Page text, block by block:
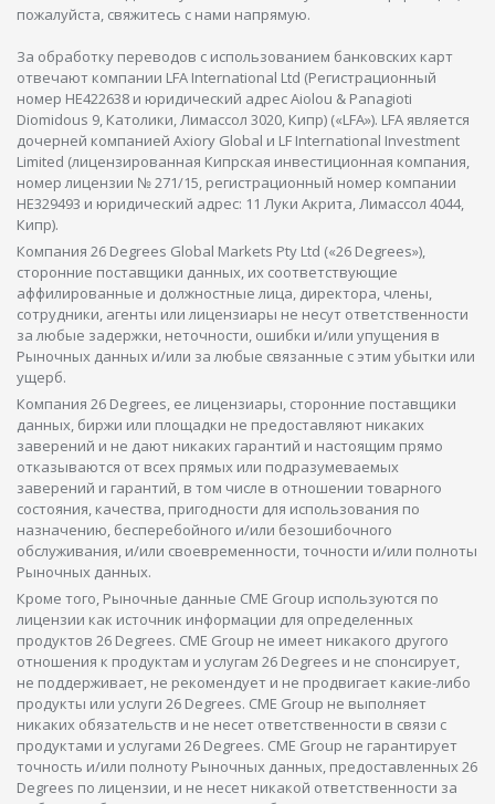
пожалуйста, свяжитесь с нами напрямую.
За обработку переводов с использованием банковских карт
отвечают компании LFA International Ltd (Регистрационный
номер HE422638 и юридический адрес Aiolou & Panagioti
Diomidous 9, Католики, Лимассол 3020, Кипр) («LFA»). LFA является
дочерней компанией Axiory Global и LF International Investment
Limited (лицензированная Кипрская инвестиционная компания,
номер лицензии № 271/15, регистрационный номер компании
HE329493 и юридический адрес: 11 Луки Акрита, Лимассол 4044,
Кипр).
Компания 26 Degrees Global Markets Pty Ltd («26 Degrees»),
сторонние поставщики данных, их соответствующие
аффилированные и должностные лица, директора, члены,
сотрудники, агенты или лицензиары не несут ответственности
за любые задержки, неточности, ошибки и/или упущения в
Рыночных данных и/или за любые связанные с этим убытки или
ущерб.
Компания 26 Degrees, ее лицензиары, сторонние поставщики
данных, биржи или площадки не предоставляют никаких
заверений и не дают никаких гарантий и настоящим прямо
отказываются от всех прямых или подразумеваемых
заверений и гарантий, в том числе в отношении товарного
состояния, качества, пригодности для использования по
назначению, бесперебойного и/или безошибочного
обслуживания, и/или своевременности, точности и/или полноты
Рыночных данных.
Кроме того, Рыночные данные CME Group используются по
лицензии как источник информации для определенных
продуктов 26 Degrees. CME Group не имеет никакого другого
отношения к продуктам и услугам 26 Degrees и не спонсирует,
не поддерживает, не рекомендует и не продвигает какие-либо
продукты или услуги 26 Degrees. CME Group не выполняет
никаких обязательств и не несет ответственности в связи с
продуктами и услугами 26 Degrees. CME Group не гарантирует
точность и/или полноту Рыночных данных, предоставленных 26
Degrees по лицензии, и не несет никакой ответственности за